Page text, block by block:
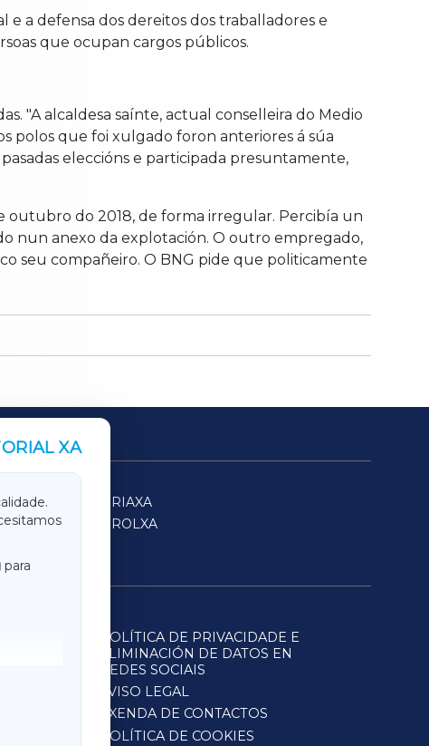
a defensa dos dereitos dos traballadores e
que ocupan cargos públicos.
"A alcaldesa saínte, actual conselleira do Medio
polos que foi xulgado foron anteriores á súa
eleccións e participada presuntamente,
outubro do 2018, de forma irregular. Percibía un
nun anexo da explotación. O outro empregado,
seu compañeiro. O BNG pide que politicamente
XA
para
SARRIAXA
FERROLXA
POLÍTICA DE PRIVACIDADE E
ELIMINACIÓN DE DATOS EN
REDES SOCIAIS
AVISO LEGAL
AXENDA DE CONTACTOS
POLÍTICA DE COOKIES